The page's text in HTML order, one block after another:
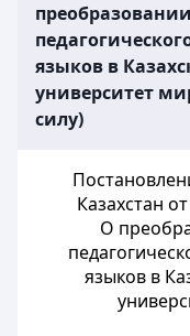
языков в
университет
силу)
Казахстан
О
языков в